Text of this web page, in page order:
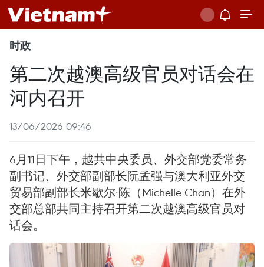
时政
第二次越澳高级官员对话会在
河内召开
13/06/2026 09:46
6月11日下午，越共中央委员、外交部党委常务
副书记、外交部副部长阮孟强与澳大利亚外交
贸易部副部长米歇尔·陈（Michelle Chan）在外
交部总部共同主持召开第二次越澳高级官员对
话会。